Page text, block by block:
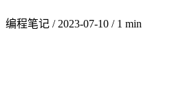
编程笔记 / 2023-07-10 / 1 min